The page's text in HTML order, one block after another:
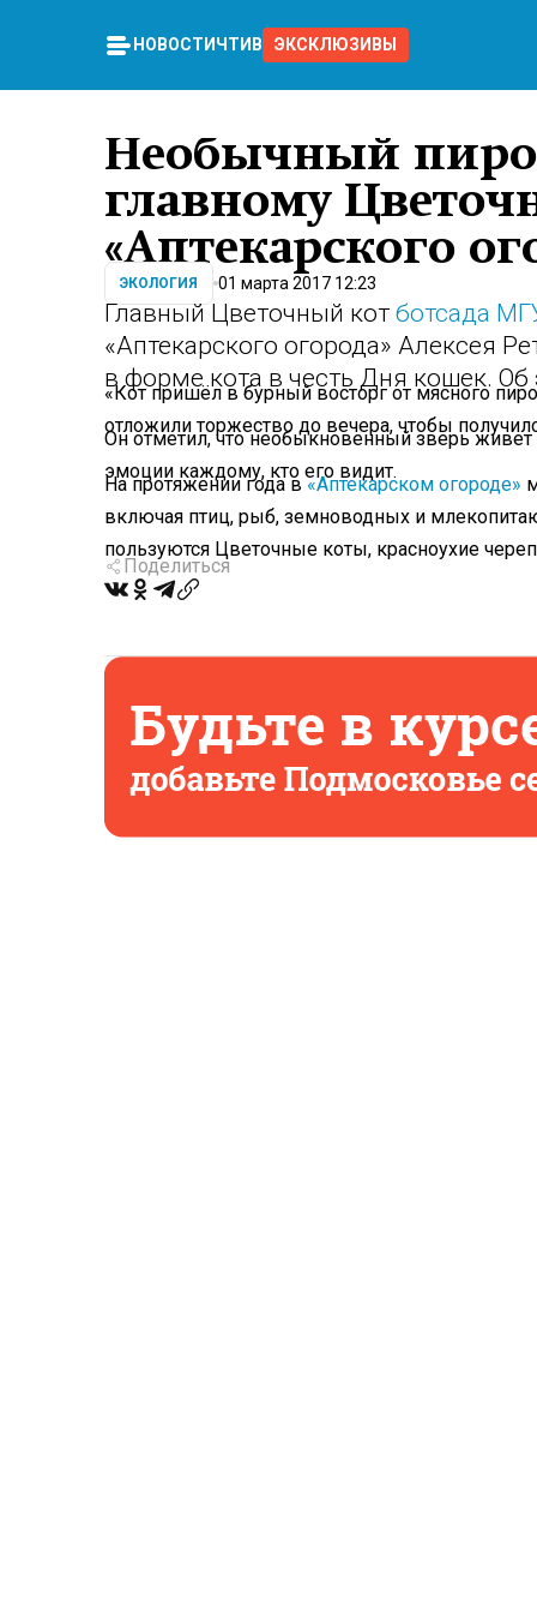
НОВОСТИ ЧТИВО ЭКСКЛЮЗИВЫ
Необычный
главному
«Аптекарского
ЭКОЛОГИЯ 01 марта 2017 12:23
Главный Цветочный кот ботсада
«Аптекарского огорода» Алексея
в форме кота в честь Дня кошек.
«Кот пришёл в бурный восторг от мясного
отложили торжество до вечера, чтобы
Он отметил, что необыкновенный зверь
эмоции каждому, кто его видит.
На протяжении года в «Аптекарском огороде»
включая птиц, рыб, земноводных и
пользуются Цветочные коты, красноухие
Поделиться